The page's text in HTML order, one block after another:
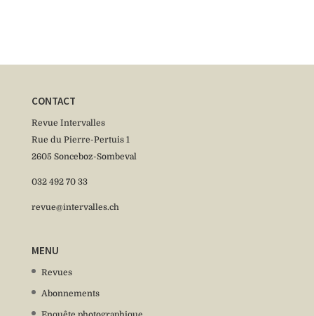
CONTACT
Revue Intervalles
Rue du Pierre-Pertuis 1
2605 Sonceboz-Sombeval
032 492 70 33
revue@intervalles.ch
MENU
Revues
Abonnements